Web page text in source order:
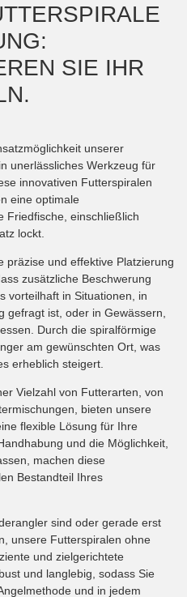
SIE IHR
unserer
unerlässliches Werkzeug für
innovativen Futterspiralen
eine optimale
Friedfische, einschließlich
lockt.
präzise und effektive Platzierung
zusätzliche Beschwerung
vorteilhaft in Situationen, in
gefragt ist, oder in Gewässern,
Durch die spiralförmige
am gewünschten Ort, was
erheblich steigert.
Vielzahl von Futterarten, von
bieten unsere
flexible Lösung für Ihre
und die Möglichkeit,
machen diese
Bestandteil Ihres
sind oder gerade erst
unsere Futterspiralen ohne
und zielgerichtete
und langlebig, sodass Sie
und in jedem